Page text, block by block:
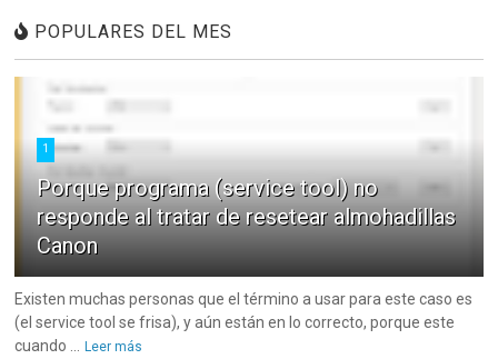
POPULARES DEL MES
1
Porque programa (service tool) no
responde al tratar de resetear almohadillas
Canon
Existen muchas personas que el término a usar para este caso es
(el service tool se frisa), y aún están en lo correcto, porque este
cuando ...
Leer más